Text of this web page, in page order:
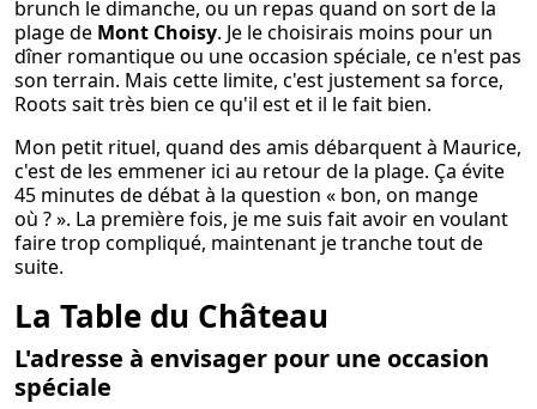
brunch le dimanche, ou un repas quand on sort de la
plage de Mont Choisy. Je le choisirais moins pour un
dîner romantique ou une occasion spéciale, ce n'est pas
son terrain. Mais cette limite, c'est justement sa force,
Roots sait très bien ce qu'il est et il le fait bien.
Mon petit rituel, quand des amis débarquent à Maurice,
c'est de les emmener ici au retour de la plage. Ça évite
45 minutes de débat à la question « bon, on mange
où ? ». La première fois, je me suis fait avoir en voulant
faire trop compliqué, maintenant je tranche tout de
suite.
La Table du Château
L'adresse à envisager pour une occasion
spéciale